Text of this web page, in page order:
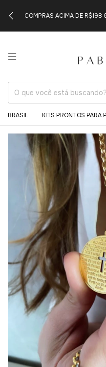
COMPRAS ACIMA DE R$198
BRASIL KITS PRONTOS PARA